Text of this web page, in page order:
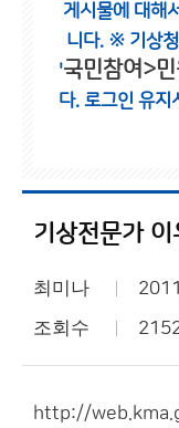
게시물에 대해
니다. ※ 기상청
'국민참여>
다. 로그인 유지
기상전문가
최미나
조회수
http://